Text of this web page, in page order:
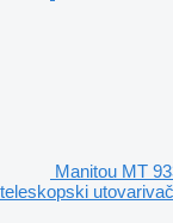
Manitou MT
utovarivač